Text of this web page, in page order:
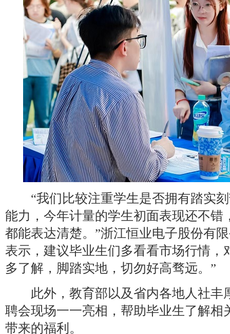
“我们比较注重学生是否拥有踏实刻
能力，今年计量的学生初面表现还不错
都能表达清楚。”浙江恒业电子股份有
表示，建议毕业生们多看看市场行情，
多了解，脚踏实地，切勿好高骛远。”
此外，教育部以及省内各地人社丰
聘会现场一一亮相，帮助毕业生了解相
带来的福利。